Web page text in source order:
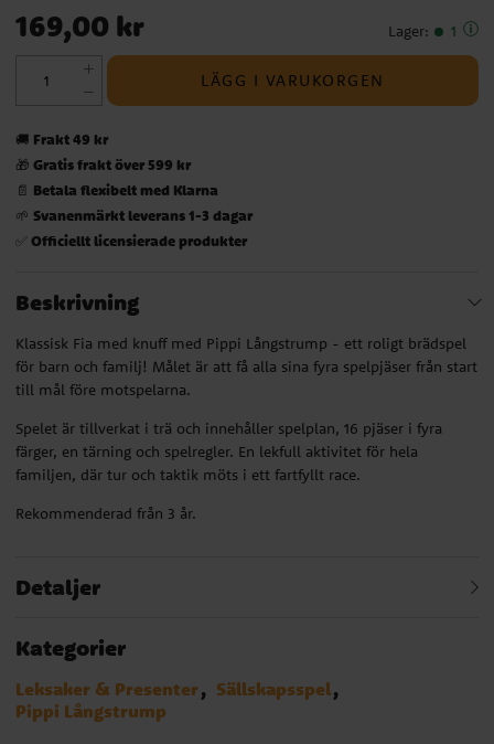
Pris :169,00 kr
169,00 kr Lager: 1
LÄGG I VARUKORGEN
🚚 Frakt 49 kr
🎁 Gratis frakt över 599 kr
📄 Betala flexibelt med Klarna
🌱 Svanenmärkt leverans 1-3 dagar
✅ Officiellt licensierade produkter
Beskrivning
Klassisk Fia med knuff med Pippi Långstrump - ett roligt brädspel
för barn och familj! Målet är att få alla sina fyra spelpjäser från start
till mål före motspelarna.
Spelet är tillverkat i trä och innehåller spelplan, 16 pjäser i fyra
färger, en tärning och spelregler. En lekfull aktivitet för hela
familjen, där tur och taktik möts i ett fartfyllt race.
Rekommenderad från 3 år.
Detaljer
Kategorier
Leksaker & Presenter
Sällskapsspel
Pippi Långstrump